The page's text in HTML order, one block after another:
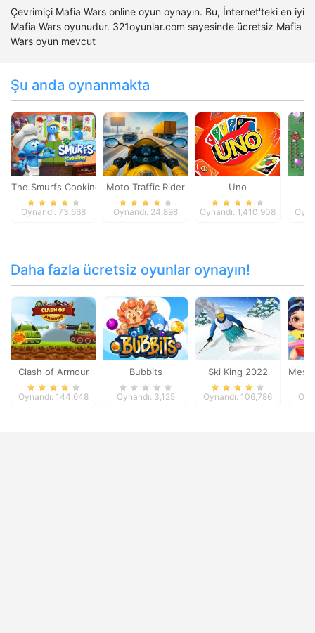
Çevrimiçi Mafia Wars online oyun oynayın. Bu, İnternet'teki en iyi
Mafia Wars oyunudur. 321oyunlar.com sayesinde ücretsiz Mafia
Wars oyun mevcut
Şu anda oynanmakta
The Smurfs Cooking
Oynandı: 73,668
Moto Traffic Rider
Oynandı: 24,898
Uno
Oynandı: 1,410,908
Daha fazla ücretsiz oyunlar oynayın!
Clash of Armour
Oynandı: 144,648
Bubbits
Oynandı: 3,125
Ski King 2022
Oynandı: 106,786